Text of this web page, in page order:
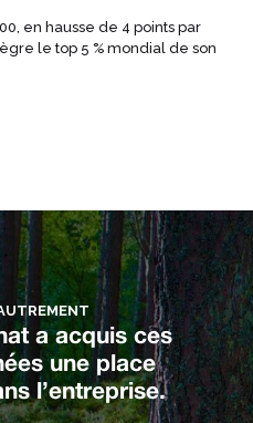
en hausse de 4 points par
le top 5 % mondial de son
a acquis ces
une place
l’entreprise.